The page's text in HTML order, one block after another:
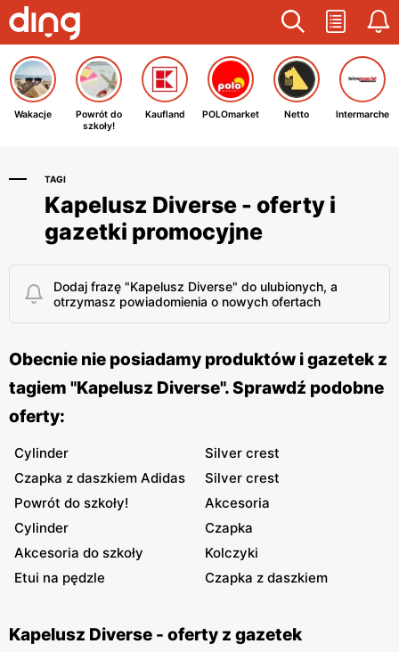
Wakacje
Powrót do
szkoły!
Kaufland POLOmarket Netto Intermarche
TAGI
Kapelusz Diverse - oferty i
gazetki promocyjne
Dodaj frazę "Kapelusz Diverse" do ulubionych, a
otrzymasz powiadomienia o nowych ofertach
Obecnie nie posiadamy produktów i gazetek z
tagiem "Kapelusz Diverse". Sprawdź podobne
oferty:
Cylinder
Silver crest
Czapka z daszkiem Adidas
Silver crest
Powrót do szkoły!
Akcesoria
Cylinder
Czapka
Akcesoria do szkoły
Kolczyki
Etui na pędzle
Czapka z daszkiem
Kapelusz Diverse - oferty z gazetek